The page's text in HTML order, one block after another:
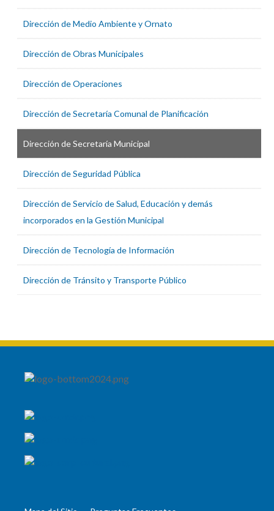
Dirección de Medio Ambiente y Ornato
Dirección de Obras Municipales
Dirección de Operaciones
Dirección de Secretaría Comunal de Planificación
Dirección de Secretaría Municipal
Dirección de Seguridad Pública
Dirección de Servicio de Salud, Educación y demás
incorporados en la Gestión Municipal
Dirección de Tecnología de Información
Dirección de Tránsito y Transporte Público